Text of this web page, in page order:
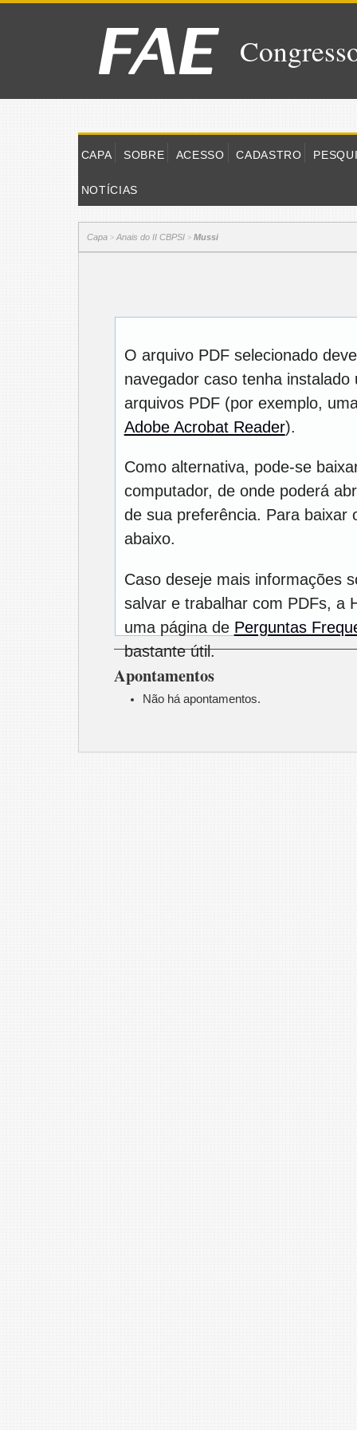
CAPA SOBRE ACESSO CADASTRO
NOTÍCIAS
Capa > Anais do II CBPSI > Mussi
O arquivo PDF selecionado
navegador caso tenha
arquivos PDF (por exemplo,
Adobe Acrobat Reader).
Como alternativa, pode-se
computador, de onde poderá
de sua preferência. Para baixar
abaixo.
Caso deseje mais informações
salvar e trabalhar com PDFs, a
uma página de Perguntas
bastante útil.
Apontamentos
Não há apontamentos.